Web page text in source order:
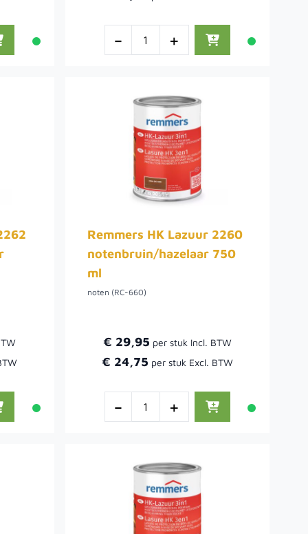
- +
Remmers HK Lazuur 2260
notenbruin/hazelaar 750
ml
noten (RC-660)
€ 29,95
€ 24,75
- +